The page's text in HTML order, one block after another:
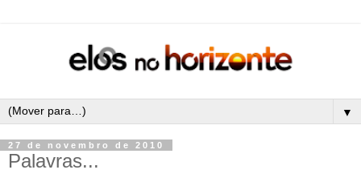
▼
27 de novembro de 2010
Palavras...